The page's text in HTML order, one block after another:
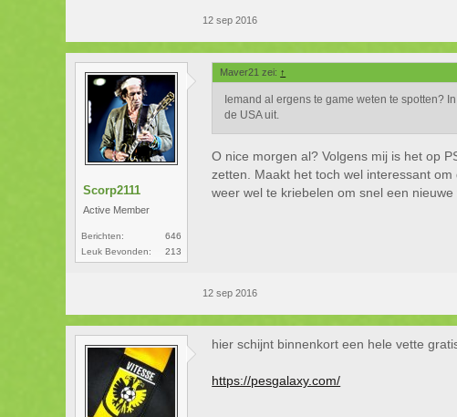
12 sep 2016
Scorp2111
Active Member
Berichten:
646
Leuk Bevonden:
213
Maver21 zei: ↑
Iemand al ergens te game weten te spotten?
de USA uit.
O nice morgen al? Volgens mij is het op
zetten. Maakt het toch wel interessant
weer wel te kriebelen om snel een nieuwe
12 sep 2016
hier schijnt binnenkort een hele vette
https://pesgalaxy.com/